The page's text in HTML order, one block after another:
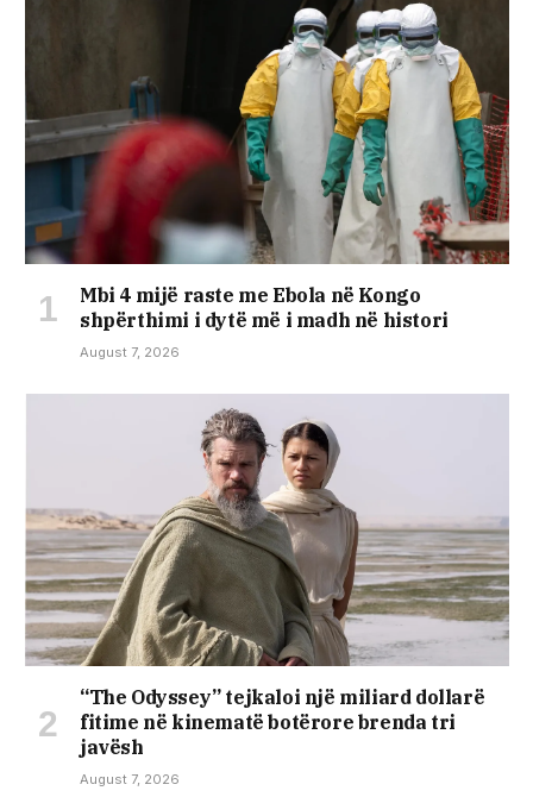
Mbi 4 mijë raste me Ebola në Kongo
shpërthimi i dytë më i madh në histori
August 7, 2026
“The Odyssey” tejkaloi një miliard dollarë
fitime në kinematë botërore brenda tri
javësh
August 7, 2026